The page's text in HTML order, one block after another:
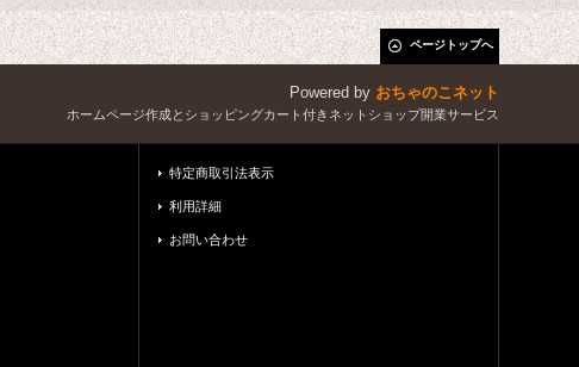
ページトップへ
Powered by おちゃのこネット
ホームページ作成とショッピングカート付きネットショップ開業サービス
特定商取引法表示
利用詳細
お問い合わせ